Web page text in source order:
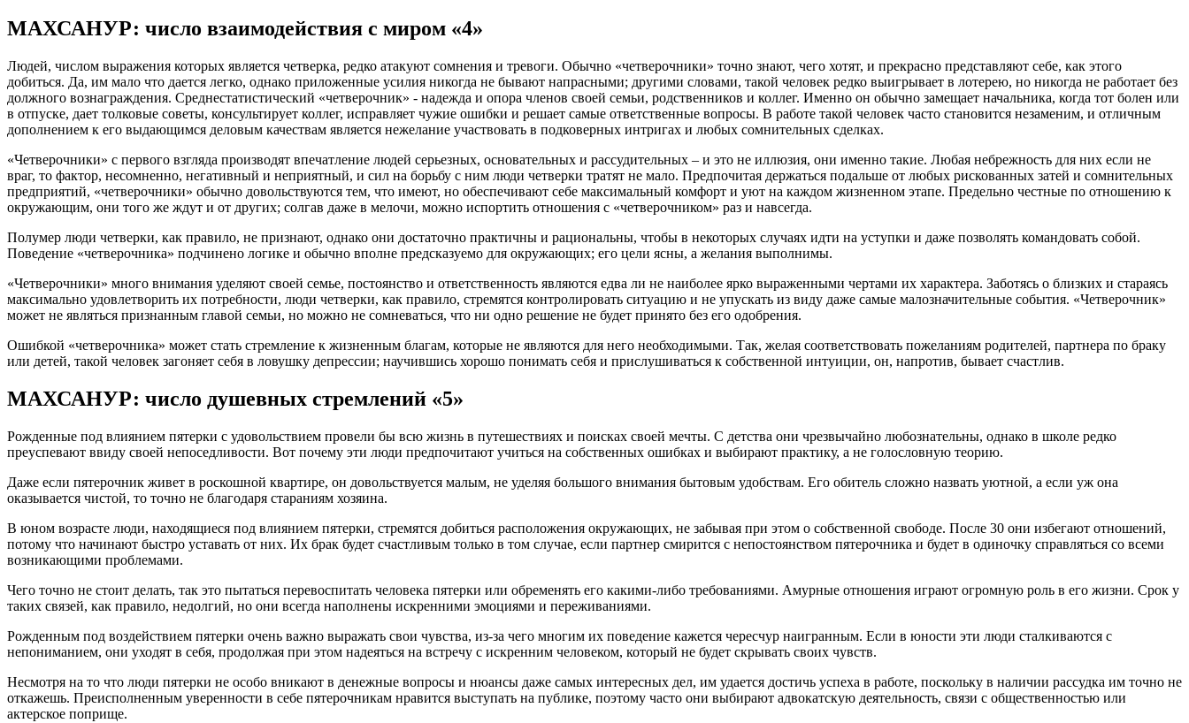
МАХСАНУР: число взаимодействия с миром «4»
Людей, числом выражения которых является четверка, редко атакуют сомнения и тревоги. Обычно «четверочники» точно знают, чего хотят, и прекрасно представляют себе, как этого
добиться. Да, им мало что дается легко, однако приложенные усилия никогда не бывают напрасными; другими словами, такой человек редко выигрывает в лотерею, но никогда не работает без
должного вознаграждения. Среднестатистический «четверочник» - надежда и опора членов своей семьи, родственников и коллег. Именно он обычно замещает начальника, когда тот болен или
в отпуске, дает толковые советы, консультирует коллег, исправляет чужие ошибки и решает самые ответственные вопросы. В работе такой человек часто становится незаменим, и отличным
дополнением к его выдающимся деловым качествам является нежелание участвовать в подковерных интригах и любых сомнительных сделках.
«Четверочники» с первого взгляда производят впечатление людей серьезных, основательных и рассудительных – и это не иллюзия, они именно такие. Любая небрежность для них если не
враг, то фактор, несомненно, негативный и неприятный, и сил на борьбу с ним люди четверки тратят не мало. Предпочитая держаться подальше от любых рискованных затей и сомнительных
предприятий, «четверочники» обычно довольствуются тем, что имеют, но обеспечивают себе максимальный комфорт и уют на каждом жизненном этапе. Предельно честные по отношению к
окружающим, они того же ждут и от других; солгав даже в мелочи, можно испортить отношения с «четверочником» раз и навсегда.
Полумер люди четверки, как правило, не признают, однако они достаточно практичны и рациональны, чтобы в некоторых случаях идти на уступки и даже позволять командовать собой.
Поведение «четверочника» подчинено логике и обычно вполне предсказуемо для окружающих; его цели ясны, а желания выполнимы.
«Четверочники» много внимания уделяют своей семье, постоянство и ответственность являются едва ли не наиболее ярко выраженными чертами их характера. Заботясь о близких и стараясь
максимально удовлетворить их потребности, люди четверки, как правило, стремятся контролировать ситуацию и не упускать из виду даже самые малозначительные события. «Четверочник»
может не являться признанным главой семьи, но можно не сомневаться, что ни одно решение не будет принято без его одобрения.
Ошибкой «четверочника» может стать стремление к жизненным благам, которые не являются для него необходимыми. Так, желая соответствовать пожеланиям родителей, партнера по браку
или детей, такой человек загоняет себя в ловушку депрессии; научившись хорошо понимать себя и прислушиваться к собственной интуиции, он, напротив, бывает счастлив.
МАХСАНУР: число душевных стремлений «5»
Рожденные под влиянием пятерки с удовольствием провели бы всю жизнь в путешествиях и поисках своей мечты. С детства они чрезвычайно любознательны, однако в школе редко
преуспевают ввиду своей непоседливости. Вот почему эти люди предпочитают учиться на собственных ошибках и выбирают практику, а не голословную теорию.
Даже если пятерочник живет в роскошной квартире, он довольствуется малым, не уделяя большого внимания бытовым удобствам. Его обитель сложно назвать уютной, а если уж она
оказывается чистой, то точно не благодаря стараниям хозяина.
В юном возрасте люди, находящиеся под влиянием пятерки, стремятся добиться расположения окружающих, не забывая при этом о собственной свободе. После 30 они избегают отношений,
потому что начинают быстро уставать от них. Их брак будет счастливым только в том случае, если партнер смирится с непостоянством пятерочника и будет в одиночку справляться со всеми
возникающими проблемами.
Чего точно не стоит делать, так это пытаться перевоспитать человека пятерки или обременять его какими-либо требованиями. Амурные отношения играют огромную роль в его жизни. Срок у
таких связей, как правило, недолгий, но они всегда наполнены искренними эмоциями и переживаниями.
Рожденным под воздействием пятерки очень важно выражать свои чувства, из-за чего многим их поведение кажется чересчур наигранным. Если в юности эти люди сталкиваются с
непониманием, они уходят в себя, продолжая при этом надеяться на встречу с искренним человеком, который не будет скрывать своих чувств.
Несмотря на то что люди пятерки не особо вникают в денежные вопросы и нюансы даже самых интересных дел, им удается достичь успеха в работе, поскольку в наличии рассудка им точно не
откажешь. Преисполненным уверенности в себе пятерочникам нравится выступать на публике, поэтому часто они выбирают адвокатскую деятельность, связи с общественностью или
актерское поприще.